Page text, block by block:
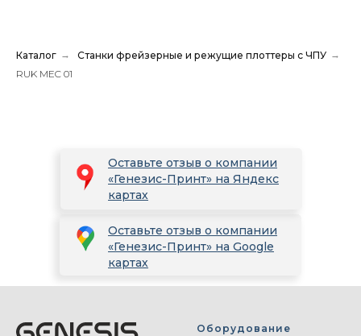
Каталог → Станки фрейзерные и режущие плоттеры с ЧПУ →
RUK MEC 01
Оставьте отзыв о компании
«Генезис-Принт» на Google
картах
Оставьте отзыв о компании
«Генезис-Принт» на Яндекс
картах
Оборудование